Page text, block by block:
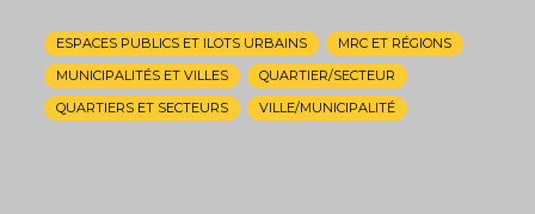
ESPACES PUBLICS ET ILOTS URBAINS
MRC ET RÉGIONS
MUNICIPALITÉS ET VILLES
QUARTIER/SECTEUR
QUARTIERS ET SECTEURS
VILLE/MUNICIPALITÉ